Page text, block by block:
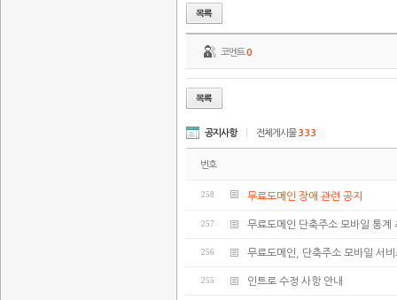
코멘트0
공지사항 전체게시물333
번호
258 무료도메인 장애 관련 공지
257 무료도메인 단축주소 모바일 통계
256 무료도메인, 단축주소 모바일 서
255 인트로 수정 사항 안내